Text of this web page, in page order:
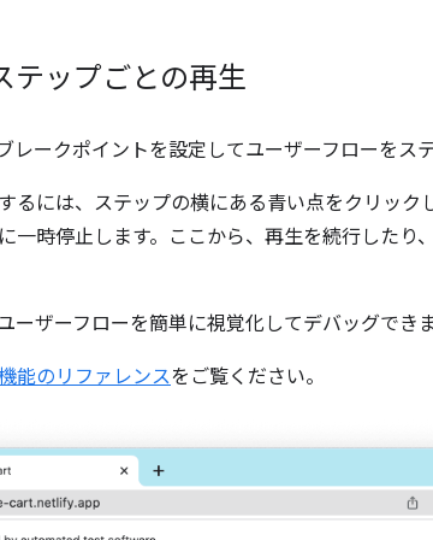
テップごとの再生
レークポイントを設定してユーザーフローをス
るには、ステップの横にある青い点をクリック
一時停止します。ここから、再生を続行したり
ーザーフローを簡単に視覚化してデバッグできま
能のリファレンスをご覧ください。